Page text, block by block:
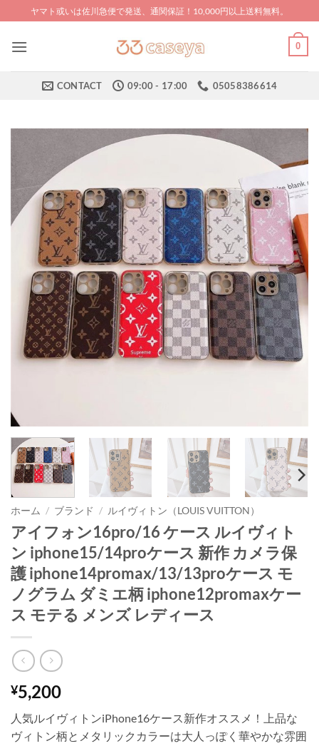
to
content
ヤマト或いは佐川急便で発送、通関保証！10,000円以上送料無料。
0
CONTACT 09:00 - 17:00 05058386614
ホーム / ブランド / ルイヴィトン（LOUIS VUITTON）
アイフォン16pro/16 ケース ルイヴィト
ン iphone15/14proケース 新作 カメラ保
護 iphone14promax/13/13proケース モ
ノグラム ダミエ柄 iphone12promaxケー
ス モテる メンズ レディース
¥5,200
人気ルイヴィトンiPhone16ケース新作オススメ！上品な
ヴィトン柄とメタリックカラーは大人っぽく華やかな雰囲